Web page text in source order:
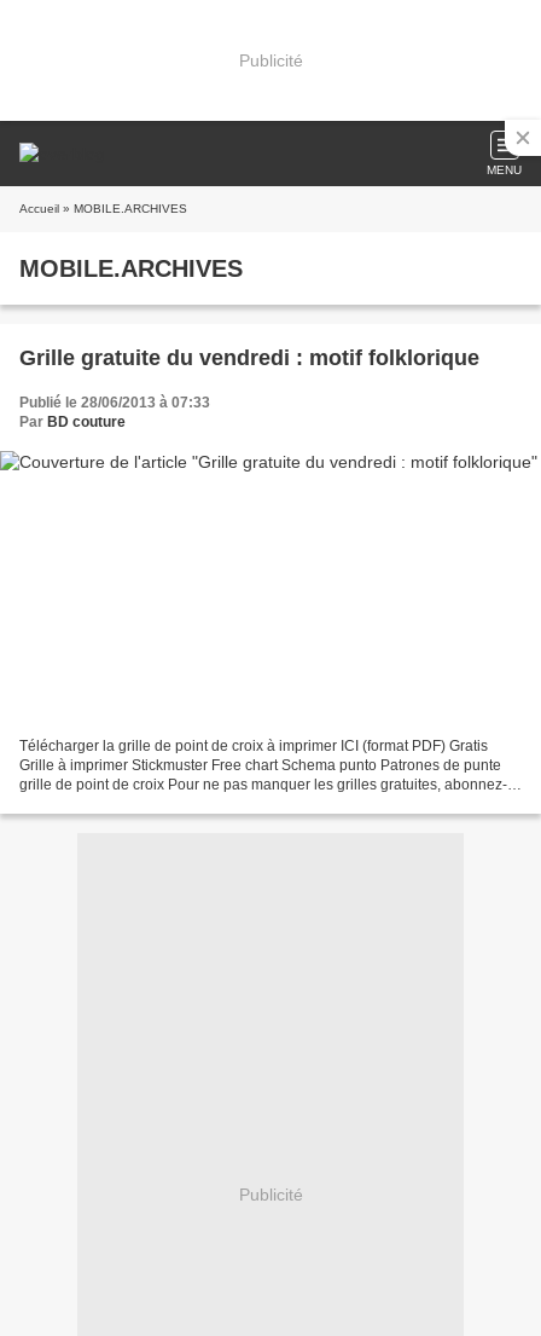
Publicité
MENU
Accueil » MOBILE.ARCHIVES
MOBILE.ARCHIVES
Grille gratuite du vendredi : motif folklorique
Publié le 28/06/2013 à 07:33
Par BD couture
Télécharger la grille de point de croix à imprimer ICI (format PDF) Gratis
Grille à imprimer Stickmuster Free chart Schema punto Patrones de punte
grille de point de croix Pour ne pas manquer les grilles gratuites, abonnez-
Publicité